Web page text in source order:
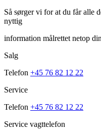
Så sørger vi for at du får alle
nyttig
information målrettet netop
Salg
Telefon +45 76 82 12 22
Service
Telefon +45 76 82 12 22
Service vagttelefon